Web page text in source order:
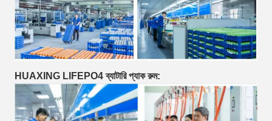
HUAXING LIFEPO4 ব্যাটারি প্যাক রুম: